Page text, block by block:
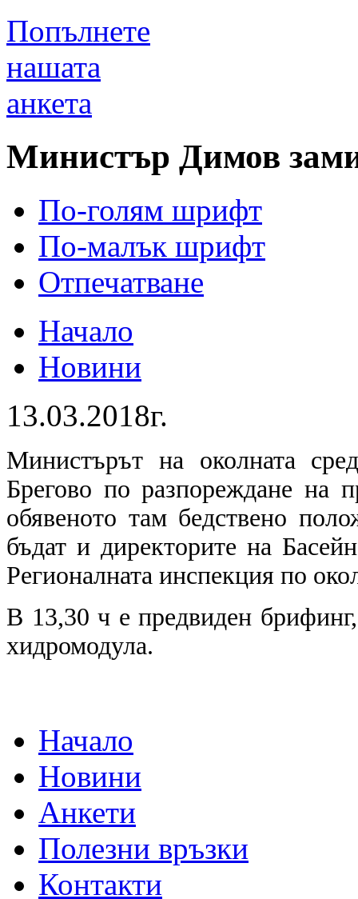
Попълнете
нашата
анкета
Министър Димов
По-голям шрифт
По-малък шрифт
Отпечатване
Начало
Новини
13.03.2018г.
Министърът на околната
Брегово по разпореждане на
обявеното там бедствено
бъдат и директорите на
Регионалната инспекция по
В 13,30 ч е предвиден
хидромодула.
Начало
Новини
Анкети
Полезни връзки
Контакти